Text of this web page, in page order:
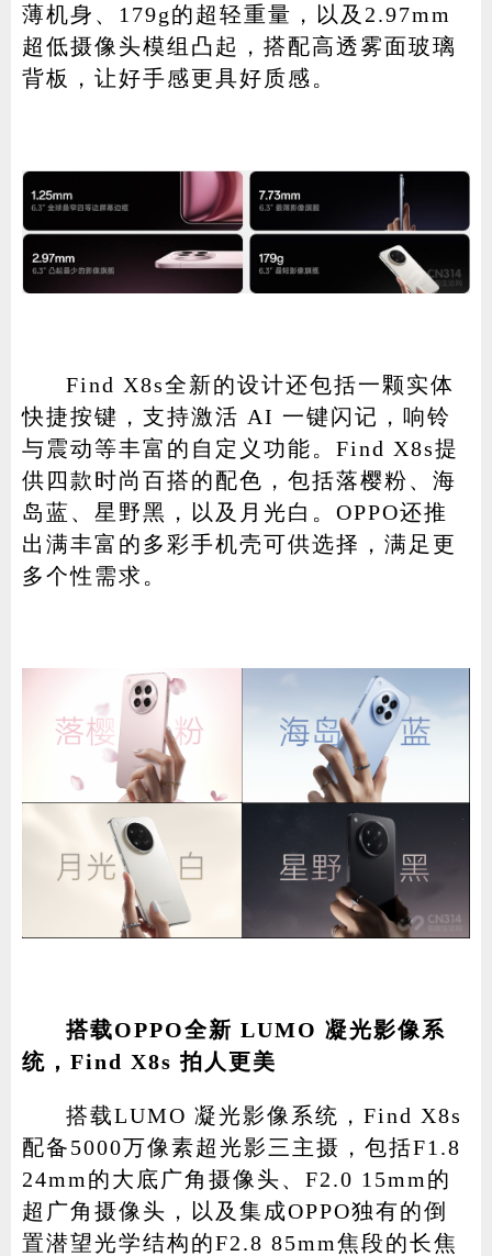
薄机身、179g的超轻重量，以及2.97mm
超低摄像头模组凸起，搭配高透雾面玻璃
背板，让好手感更具好质感。
Find X8s全新的设计还包括一颗实体
快捷按键，支持激活 AI 一键闪记，响铃
与震动等丰富的自定义功能。Find X8s提
供四款时尚百搭的配色，包括落樱粉、海
岛蓝、星野黑，以及月光白。OPPO还推
出满丰富的多彩手机壳可供选择，满足更
多个性需求。
搭载OPPO全新 LUMO 凝光影像系
统，Find X8s 拍人更美
搭载LUMO 凝光影像系统，Find X8s
配备5000万像素超光影三主摄，包括F1.8
24mm的大底广角摄像头、F2.0 15mm的
超广角摄像头，以及集成OPPO独有的倒
置潜望光学结构的F2.8 85mm焦段的长焦